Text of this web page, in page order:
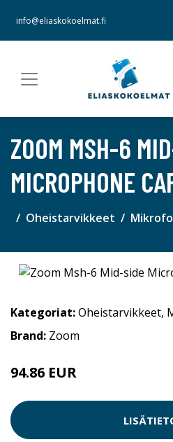
info@eliaskokoelmat.fi
ZOOM MSH-6
MICROPHONE
Oheistarvikkeet
Kategoriat:Oheistarvikkeet,
Brand: Zoom
94.86 EUR